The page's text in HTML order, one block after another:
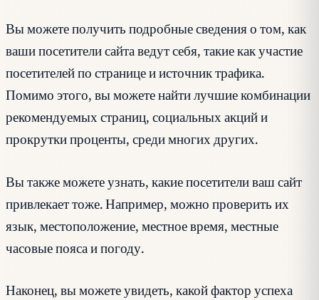
Вы можете получить подробные сведения о том, как
ваши посетители сайта ведут себя, такие как участие
посетителей по странице и источник трафика.
Помимо этого, вы можете найти лучшие комбинации
рекомендуемых страниц, социальных акций и
прокрутки проценты, среди многих других.
Вы также можете узнать, какие посетители ваш сайт
привлекает тоже. Например, можно проверить их
язык, местоположение, местное время, местные
часовые пояса и погоду.
Наконец, вы можете увидеть, какой фактор успеха